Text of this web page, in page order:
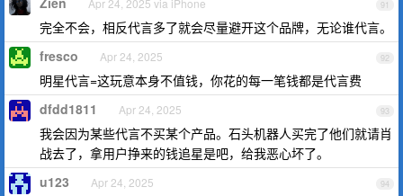
91
Apr 24, 2025 via iPhone
完全不会，相反代言多了就会尽量避开这个品牌，无论谁代言。
92
fresco Apr 24, 2025
明星代言=这玩意本身不值钱，你花的每一笔钱都是代言费
93
dfdd1811 Apr 24, 2025
我会因为某些代言不买某个产品。石头机器人买完了他们就请肖
战去了，拿用户挣来的钱追星是吧，给我恶心坏了。
94
u123 Apr 24, 2025